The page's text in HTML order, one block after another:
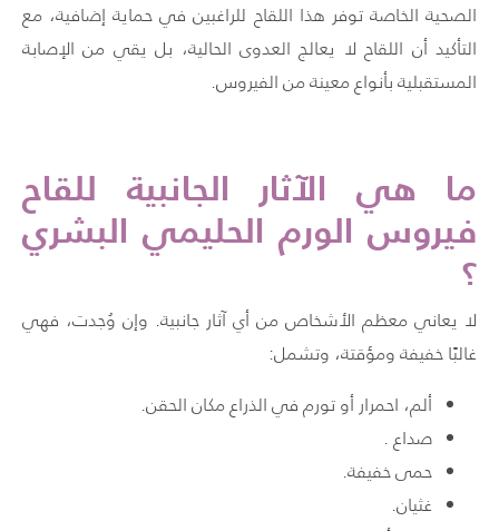
الصحية الخاصة توفر هذا اللقاح للراغبين في حماية إضافية، مع
التأكيد أن اللقاح لا يعالج العدوى الحالية، بل يقي من الإصابة
المستقبلية بأنواع معينة من الفيروس.
ما هي الآثار الجانبية للقاح
فيروس الورم الحليمي البشري
؟
لا يعاني معظم الأشخاص من أي آثار جانبية. وإن وُجدت، فهي
غالبًا خفيفة ومؤقتة، وتشمل:
ألم، احمرار أو تورم في الذراع مكان الحقن.
صداع .
حمى خفيفة.
غثيان.